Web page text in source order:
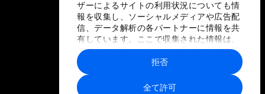
ザーによるサイトの利用状況についても情
報を収集し、ソーシャルメディアや広告配
信、データ解析の各パートナーに情報を共
有しています。ここで収集された情報は、
ユーザーが各パートナーに提供した他の情
報や各パートナーのサービスを使用した際
に収集された情報と組み合わされ、各パー
トナーによって使用されることがありま
全て許可
拒否